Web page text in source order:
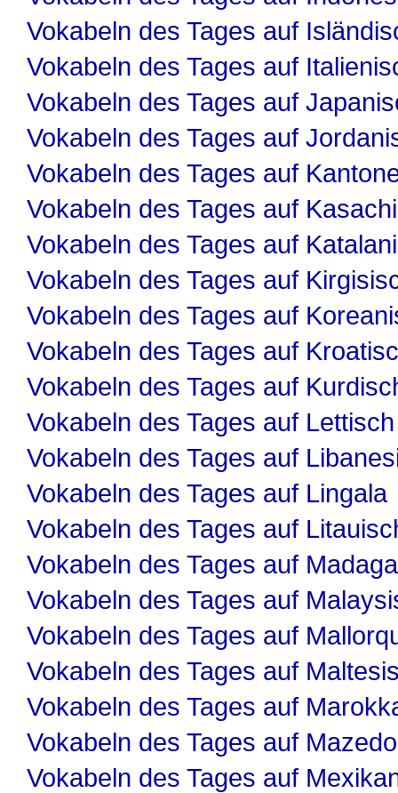
Vokabeln des Tages auf
Vokabeln des Tages auf
Vokabeln des Tages auf
Vokabeln des Tages auf
Vokabeln des Tages auf
Vokabeln des Tages auf
Vokabeln des Tages auf
Vokabeln des Tages auf
Vokabeln des Tages auf
Vokabeln des Tages auf
Vokabeln des Tages auf
Vokabeln des Tages auf Lettisch
Vokabeln des Tages auf
Vokabeln des Tages auf Lingala
Vokabeln des Tages auf
Vokabeln des Tages auf
Vokabeln des Tages auf
Vokabeln des Tages auf
Vokabeln des Tages auf
Vokabeln des Tages auf
Vokabeln des Tages auf
Vokabeln des Tages auf